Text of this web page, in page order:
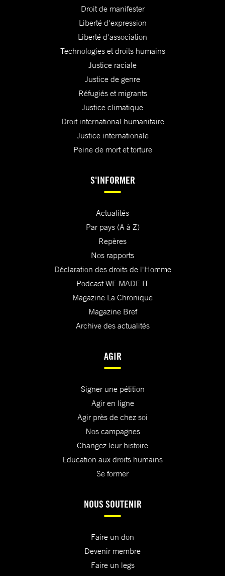
Droit de manifester
Liberté d'expression
Liberté d'association
Technologies et droits humains
Justice raciale
Justice de genre
Réfugiés et migrants
Justice climatique
Droit international humanitaire
Justice internationale
Peine de mort et torture
S'INFORMER
Actualités
Par pays (A à Z)
Repères
Nos rapports
Déclaration des droits de l'Homme
Podcast WE MADE IT
Magazine La Chronique
Magazine Bref
Archive des actualités
AGIR
Signer une pétition
Agir en ligne
Agir près de chez soi
Nos campagnes
Changez leur histoire
Education aux droits humains
Se former
NOUS SOUTENIR
Faire un don
Devenir membre
Faire un legs